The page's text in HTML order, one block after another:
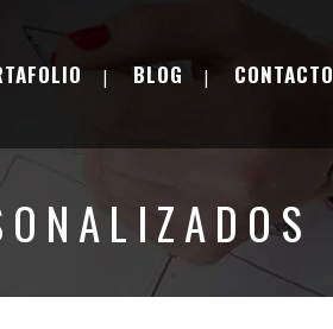
BLOG CONTACTO